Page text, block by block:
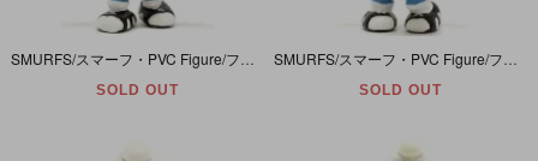
SOLD OUT SOLD OUT